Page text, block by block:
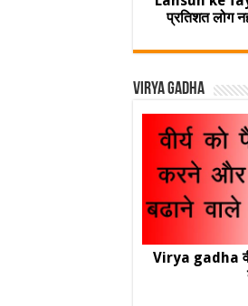
प्रतिशत लोग
Virya Gadha
Virya gadha